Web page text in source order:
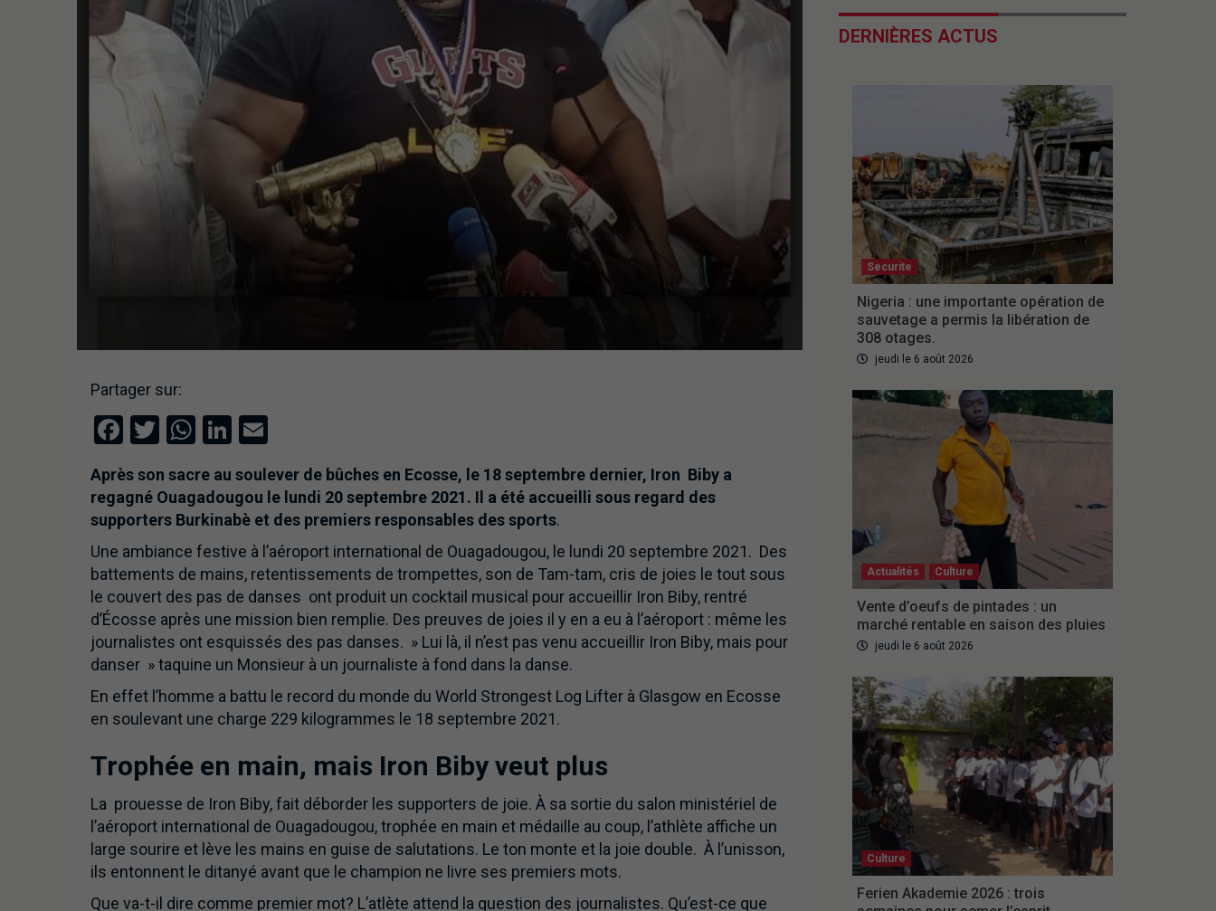
Partager sur:
Facebook
Twitter
WhatsApp
LinkedIn
Email
Après son sacre au soulever de bûches en Ecosse, le 18 septembre dernier, Iron Biby a
regagné Ouagadougou le lundi 20 septembre 2021. Il a été accueilli sous regard des
supporters Burkinabè et des premiers responsables des sports.
Une ambiance festive à l’aéroport international de Ouagadougou, le lundi 20 septembre 2021. Des
battements de mains, retentissements de trompettes, son de Tam-tam, cris de joies le tout sous
le couvert des pas de danses ont produit un cocktail musical pour accueillir Iron Biby, rentré
d’Écosse après une mission bien remplie. Des preuves de joies il y en a eu à l’aéroport : même les
journalistes ont esquissés des pas danses. » Lui là, il n’est pas venu accueillir Iron Biby, mais pour
danser » taquine un Monsieur à un journaliste à fond dans la danse.
En effet l’homme a battu le record du monde du World Strongest Log Lifter à Glasgow en Ecosse
en soulevant une charge 229 kilogrammes le 18 septembre 2021.
Trophée en main, mais Iron Biby veut plus
La prouesse de Iron Biby, fait déborder les supporters de joie. À sa sortie du salon ministériel de
l’aéroport international de Ouagadougou, trophée en main et médaille au coup, l’athlète affiche un
large sourire et lève les mains en guise de salutations. Le ton monte et la joie double. À l’unisson,
ils entonnent le ditanyé avant que le champion ne livre ses premiers mots.
Que va-t-il dire comme premier mot? L’atlète attend la question des journalistes. Qu’est-ce que
DERNIÈRES ACTUS
Securite
Nigeria : une importante opération de
sauvetage a permis la libération de
308 otages.
jeudi le 6 août 2026
Actualités Culture
Vente d’oeufs de pintades : un
marché rentable en saison des pluies
jeudi le 6 août 2026
Culture
Ferien Akademie 2026 : trois